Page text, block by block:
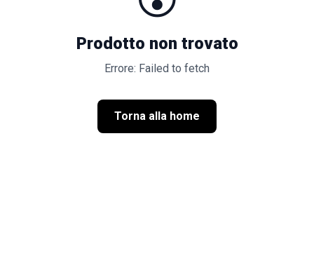
Prodotto non trovato
Errore: Failed to fetch
Torna alla home